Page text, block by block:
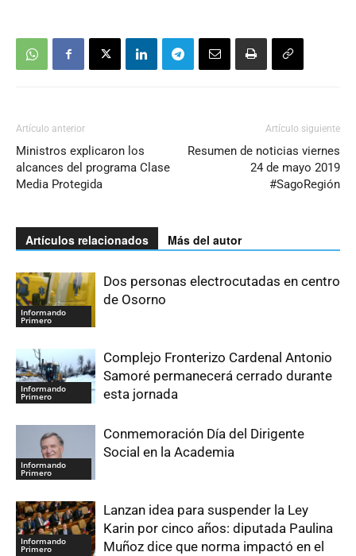
Artículo anterior
Ministros explicaron los
alcances del programa Clase
Media Protegida
Artículo siguiente
Resumen de noticias viernes
24 de mayo 2019
#SagoRegión
Artículos relacionados Más del autor
Informando
Primero
Dos personas electrocutadas en centro
de Osorno
Informando
Primero
Complejo Fronterizo Cardenal Antonio
Samoré permanecerá cerrado durante
esta jornada
Informando
Primero
Conmemoración Día del Dirigente
Social en la Academia
Informando
Primero
Lanzan idea para suspender la Ley
Karin por cinco años: diputada Paulina
Muñoz dice que norma impactó en el